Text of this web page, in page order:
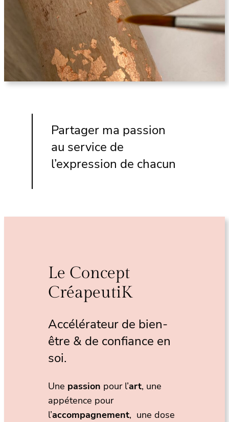
Partager ma passion
au service de
l’expression de chacun
Le Concept
CréapeutiK
Accélérateur de bien-
être & de confiance en
soi.
Une passion pour l’art, une
appétence pour
l’accompagnement, une dose